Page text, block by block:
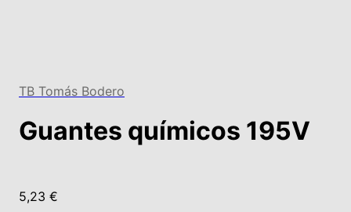
TB Tomás Bodero
Guantes químicos 195V
5,23 €